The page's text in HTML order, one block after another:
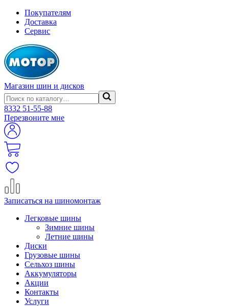
Покупателям
Доставка
Сервис
Магазин шин и дисков
8332 51-55-88
Перезвоните мне
Записаться на шиномонтаж
Легковые шины
Зимние шины
Летние шины
Диски
Грузовые шины
Сельхоз шины
Аккумуляторы
Акции
Контакты
Услуги